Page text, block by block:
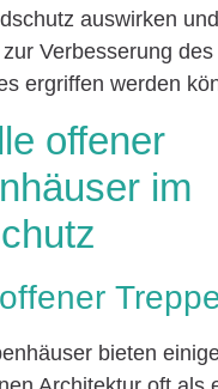
auswirken
Verbesserung des
ergriffen werden
offener
im
bieten